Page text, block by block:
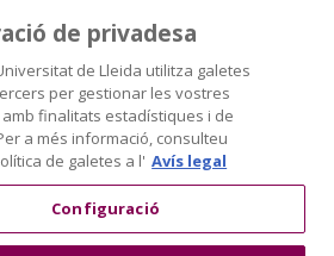
de privadesa
de Lleida utilitza galetes
per gestionar les vostres
finalitats estadístiques i de
a més informació, consulteu
de galetes a l' Avís legal
Configuració